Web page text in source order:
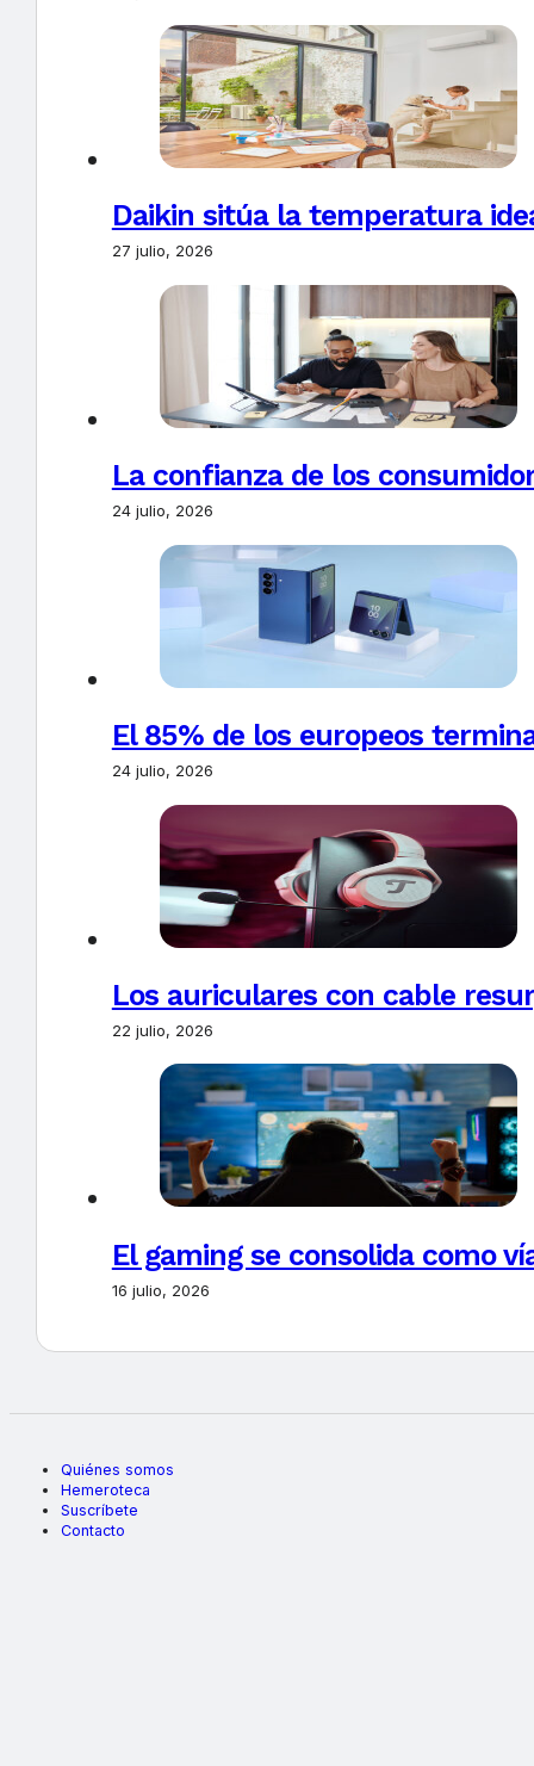
Daikin sitúa la temperatura
27 julio, 2026
La confianza de los
24 julio, 2026
El 85% de los europeos
24 julio, 2026
Los auriculares con cable
22 julio, 2026
El gaming se consolida como
16 julio, 2026
Quiénes somos
Hemeroteca
Suscríbete
Contacto